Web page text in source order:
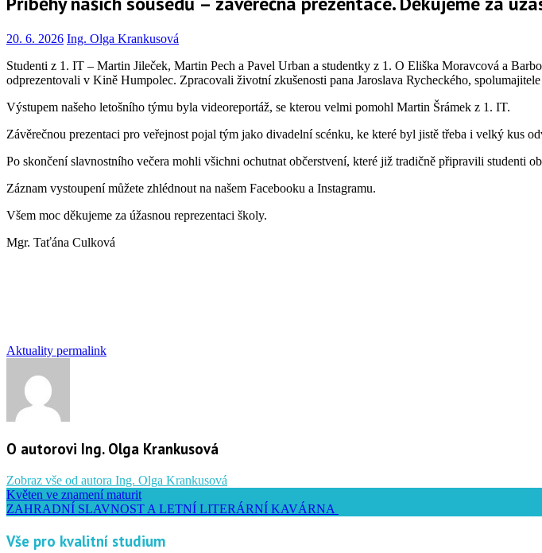
20. 6. 2026 Ing. Olga Krankusová
Studenti z 1. IT – Martin Jileček, Martin Pech a Pavel Urban a studentky z 1. O Eliška Moravcová a
odprezentovali v Kině Humpolec. Zpracovali životní zkušenosti pana Jaroslava Rycheckého,
Výstupem našeho letošního týmu byla videoreportáž, se kterou velmi pomohl Martin Šrámek z 1. IT.
Závěrečnou prezentaci pro veřejnost pojal tým jako divadelní scénku, ke které byl jistě třeba i velký kus
Po skončení slavnostního večera mohli všichni ochutnat občerstvení, které již tradičně připravili studenti
Záznam vystoupení můžete zhlédnout na našem Facebooku a Instagramu.
Všem moc děkujeme za úžasnou reprezentaci školy.
Mgr. Taťána Culková
Aktuality permalink
O autorovi Ing. Olga Krankusová
Zobraz vše od autora Ing. Olga Krankusová
Květen ve znamení maturit
ZAHRADNÍ SLAVNOST A LETNÍ LITERÁRNÍ KAVÁRNA
Vše pro kvalitní studium